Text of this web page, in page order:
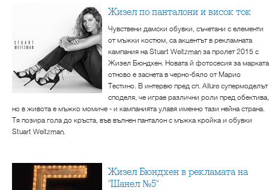
Жизел по панталони и висок ток
Чувствени дамски обувки, съчетани с елементи
от мъжки костюм, са акцентът в рекламната
кампания на Stuart Weitzman за пролет 2015 с
Жизел Бюндхен. Новата й фотосесия за марката
отново е заснета в черно-бяло от Марио
Тестино. В интервю пред сп. Allure супермоделът
споделя, че играе различни роли пред обектива,
но в живота е мъжко момиче - и кампанията улавя именно тази нейна страна.
Тя позира гола до кръста, във вълнен панталон с мъжка кройка и обувки
Stuart Weitzman.
Жизел Бюндхен в рекламата на
"Шанел №5"